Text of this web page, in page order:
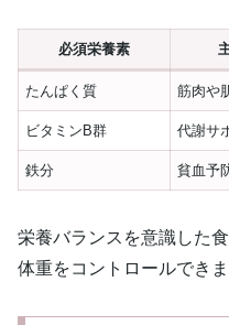
必須栄養素
たんぱく質 筋肉や
ビタミンB群 代謝サ
鉄分 貧血予
栄養バランスを意識した
体重をコントロールできま